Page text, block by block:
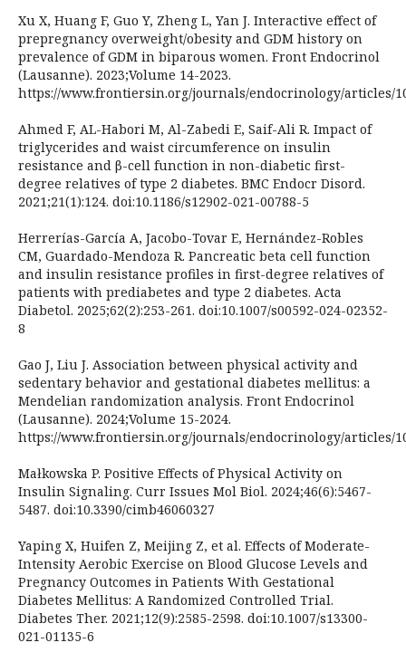
Xu X, Huang F, Guo Y, Zheng L, Yan J. Interactive effect of
prepregnancy overweight/obesity and GDM history on
prevalence of GDM in biparous women. Front Endocrinol
(Lausanne). 2023;Volume 14-2023.
https://www.frontiersin.org/journals/endocrinology/articles/
Ahmed F, AL-Habori M, Al-Zabedi E, Saif-Ali R. Impact of
triglycerides and waist circumference on insulin
resistance and β-cell function in non-diabetic first-
degree relatives of type 2 diabetes. BMC Endocr Disord.
2021;21(1):124. doi:10.1186/s12902-021-00788-5
Herrerías-García A, Jacobo-Tovar E, Hernández-Robles
CM, Guardado-Mendoza R. Pancreatic beta cell function
and insulin resistance profiles in first-degree relatives of
patients with prediabetes and type 2 diabetes. Acta
Diabetol. 2025;62(2):253-261. doi:10.1007/s00592-024-02352-
8
Gao J, Liu J. Association between physical activity and
sedentary behavior and gestational diabetes mellitus: a
Mendelian randomization analysis. Front Endocrinol
(Lausanne). 2024;Volume 15-2024.
https://www.frontiersin.org/journals/endocrinology/articles/
Małkowska P. Positive Effects of Physical Activity on
Insulin Signaling. Curr Issues Mol Biol. 2024;46(6):5467-
5487. doi:10.3390/cimb46060327
Yaping X, Huifen Z, Meijing Z, et al. Effects of Moderate-
Intensity Aerobic Exercise on Blood Glucose Levels and
Pregnancy Outcomes in Patients With Gestational
Diabetes Mellitus: A Randomized Controlled Trial.
Diabetes Ther. 2021;12(9):2585-2598. doi:10.1007/s13300-
021-01135-6